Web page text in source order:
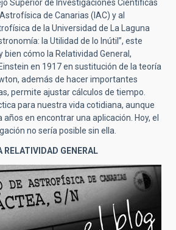
Superior de Investigaciones Científicas
de Canarias (IAC) y al
de la Universidad de La Laguna
la Utilidad de lo Inútil”, este
cómo la Relatividad General,
en 1917 en sustitución de la teoría
además de hacer importantes
permite ajustar cálculos de tiempo.
para nuestra vida cotidiana, aunque
en encontrar una aplicación. Hoy, el
no sería posible sin ella.
GENERAL